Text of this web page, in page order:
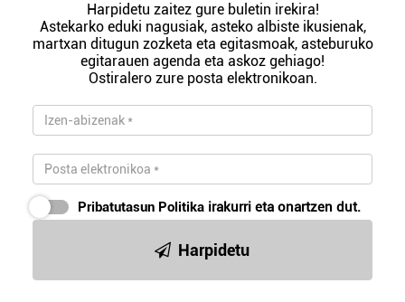
Harpidetu zaitez gure buletin irekira!
Astekarko eduki nagusiak, asteko albiste ikusienak,
martxan ditugun zozketa eta egitasmoak, asteburuko
egitarauen agenda eta askoz gehiago!
Ostiralero zure posta elektronikoan.
Pribatutasun Politika irakurri eta onartzen dut.
Harpidetu